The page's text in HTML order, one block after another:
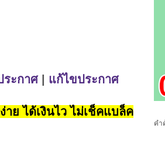
ระกาศ| แก้ไขประกาศ
ย ได้เงินไว ไม่เช็คแบล็ค
คำ